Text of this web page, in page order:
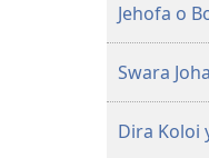
Jehofa o
Swara
Dira Koloi